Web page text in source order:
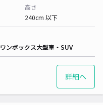
高さ
240cm 以下
ワンボックス大型車・SUV
詳細へ